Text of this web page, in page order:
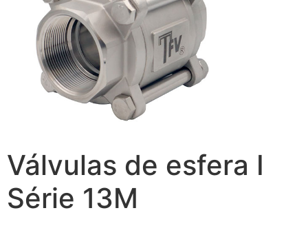
Válvulas de esfera I
Série 13M